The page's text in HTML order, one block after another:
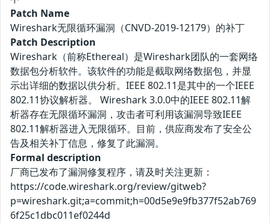
Patch Name
Wireshark无限循环漏洞（CNVD-2019-12179）的补丁
Patch Description
Wireshark（前称Ethereal）是Wireshark团队的一套网络
数据包分析软件。该软件的功能是截取网络数据包，并显
示出详细的数据以供分析。IEEE 802.11是其中的一个IEEE
802.11协议解析器。 Wireshark 3.0.0中的IEEE 802.11解
析器存在无限循环漏洞，攻击者可利用该漏洞导致IEEE
802.11解析器进入无限循环。目前，供应商发布了安全公
告及相关补丁信息，修复了此漏洞。
Formal description
厂商已发布了漏洞修复程序，请及时关注更新：
https://code.wireshark.org/review/gitweb?
p=wireshark.git;a=commit;h=00d5e9e9fb377f52ab769
6f25c1dbc011ef0244d